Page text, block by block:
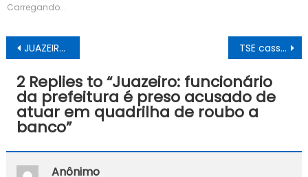
Carregando...
Navegação
de
Post
JUAZEIRO: CRIANÇA É ATINGIDA POR TIRO ACIDENTAL, DISPARADO POR UM ADOLESCENTE QUE ENCONTROU A ARMA NUM TERRENO BALDIO TSE cassa prefeito e vice em Pilão Arcado e determina novas eleições
2 Replies to “Juazeiro: funcionário
da prefeitura é preso acusado de
atuar em quadrilha de roubo a
banco”
Anônimo